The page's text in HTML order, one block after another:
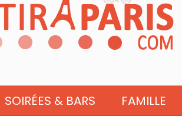
SOIRÉES & BARS FAMILLE